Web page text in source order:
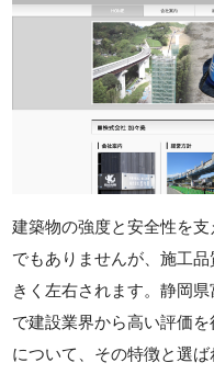
建築物の強度と安全性を
でもありませんが、施工
きく左右されます。静岡
で建設業界から高い評価
について、その特徴と選